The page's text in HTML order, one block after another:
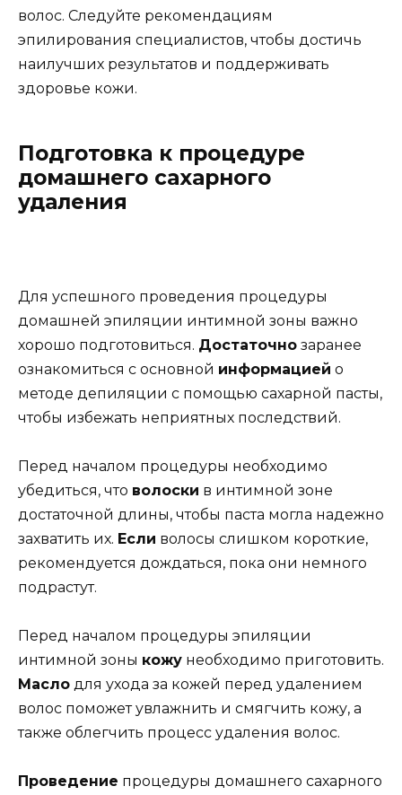
волос. Следуйте рекомендациям
эпилирования специалистов, чтобы достичь
наилучших результатов и поддерживать
здоровье кожи.
Подготовка к процедуре
домашнего сахарного
удаления
Для успешного проведения процедуры
домашней эпиляции интимной зоны важно
хорошо подготовиться. Достаточно заранее
ознакомиться с основной информацией о
методе депиляции с помощью сахарной пасты,
чтобы избежать неприятных последствий.
Перед началом процедуры необходимо
убедиться, что волоски в интимной зоне
достаточной длины, чтобы паста могла надежно
захватить их. Если волосы слишком короткие,
рекомендуется дождаться, пока они немного
подрастут.
Перед началом процедуры эпиляции
интимной зоны кожу необходимо приготовить.
Масло для ухода за кожей перед удалением
волос поможет увлажнить и смягчить кожу, а
также облегчить процесс удаления волос.
Проведение процедуры домашнего сахарного